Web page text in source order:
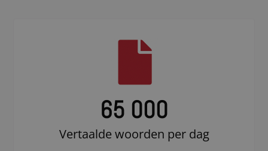
65 000
Vertaalde woorden per dag